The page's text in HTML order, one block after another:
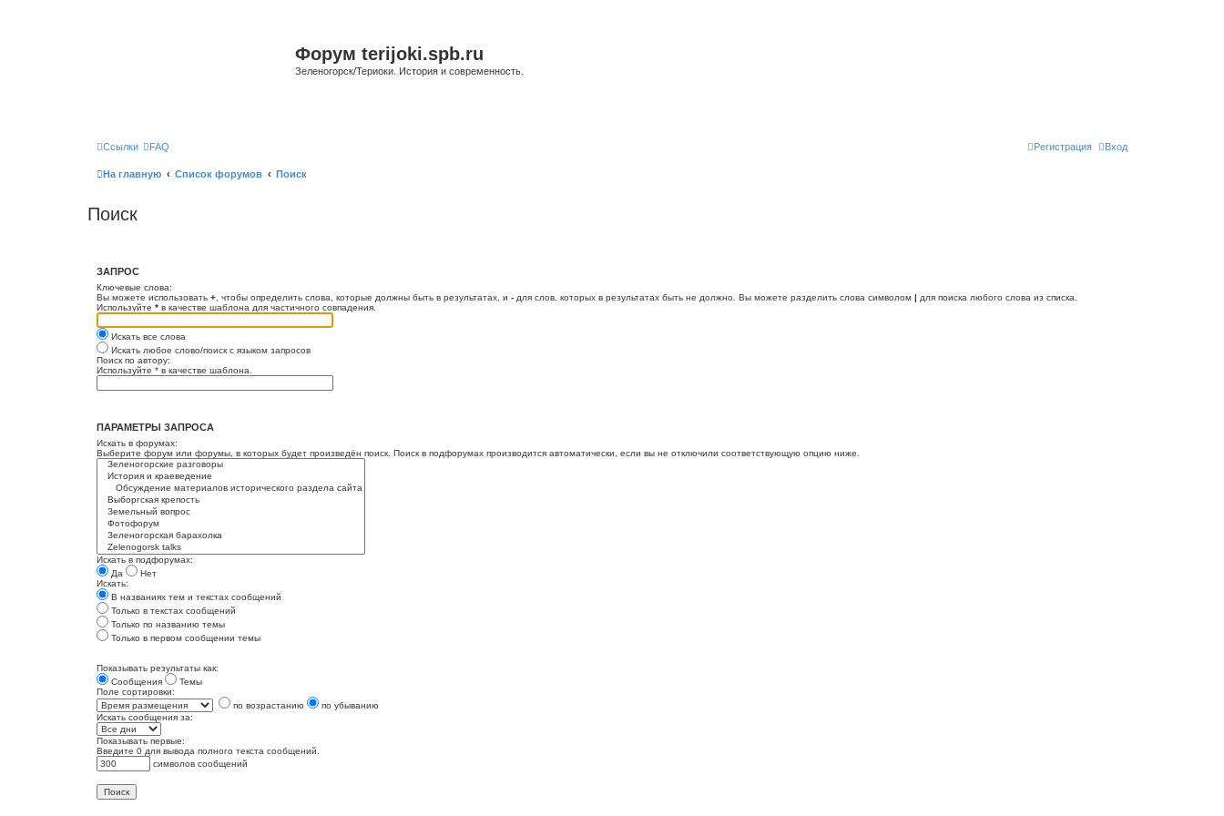
Форум terijoki.spb.ru
Зеленогорск/Териоки. История и современность.
Ссылки FAQ Вход
Регистрация
На главную Список форумов Поиск
Поиск
ЗАПРОС
Ключевые слова:
Вы можете использовать + , чтобы определить слова, которые должны быть в результатах, и - для слов, которых в результатах быть не должно. Вы можете разделить слова символом | для поиска любого слова из списка.
Используйте * в качестве шаблона для частичного совпадения.
Искать все слова
Искать любое слово/поиск с языком запросов
Поиск по автору:
Используйте * в качестве шаблона.
ПАРАМЕТРЫ ЗАПРОСА
Искать в форумах:
Выберите форум или форумы, в которых будет произведён поиск. Поиск в подфорумах производится автоматически, если вы не отключили соответствующую опцию ниже.
Искать в подфорумах:
Да
Нет
Искать:
В названиях тем и текстах сообщений
Только в текстах сообщений
Только по названию темы
Только в первом сообщении темы
Показывать результаты как:
Сообщения
Темы
Поле сортировки:
по возрастанию
по убыванию
Искать сообщения за:
Показывать первые:
Введите 0 для вывода полного текста сообщений.
символов сообщений